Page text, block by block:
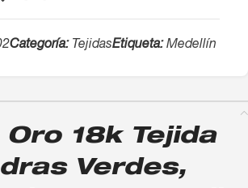
Categoría: TejidasEtiqueta: Medellín
18k Tejida
Verdes,